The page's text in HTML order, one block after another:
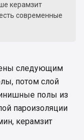
керамзит
современные
следующим
потом слой
полы из
пароизоляции
керамзит